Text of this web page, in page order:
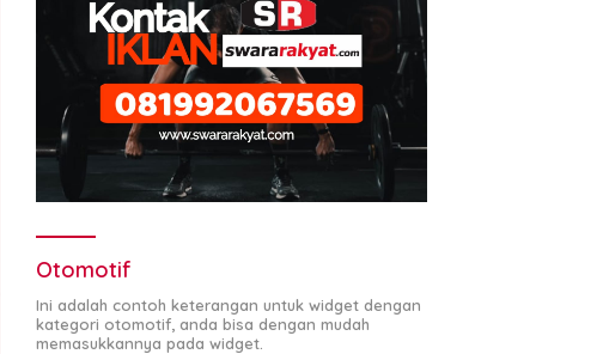
Otomotif
Ini adalah contoh keterangan untuk widget dengan
kategori otomotif, anda bisa dengan mudah
memasukkannya pada widget.